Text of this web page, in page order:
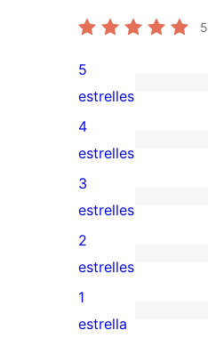
5
6
valoracions
de
5
estrelles
5
estrelles
0
valoracions
de
4
estrelles
4
estrelles
0
valoracions
de
3
estrelles
3
estrelles
0
valoracions
de
2
estrelles
0
1
estrella